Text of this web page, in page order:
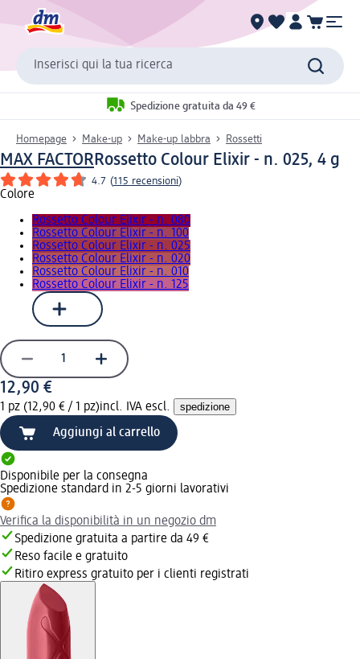
Inserisci qui la tua ricerca
Spedizione gratuita da 49 €
Homepage Make-up Make-up labbra Rossetti
MAX FACTORRossetto Colour Elixir - n. 025, 4 g
4.7 (115 recensioni)
Colore
Rossetto Colour Elixir - n. 080
Rossetto Colour Elixir - n. 100
Rossetto Colour Elixir - n. 025
Rossetto Colour Elixir - n. 020
Rossetto Colour Elixir - n. 010
Rossetto Colour Elixir - n. 125
12,90 €
1 pz (12,90 € / 1 pz)incl. IVA escl. spedizione
Aggiungi al carrello
Disponibile per la consegna
Spedizione standard in 2-5 giorni lavorativi
Verifica la disponibilità in un negozio dm
Spedizione gratuita a partire da 49 €
Reso facile e gratuito
Ritiro express gratuito per i clienti registrati